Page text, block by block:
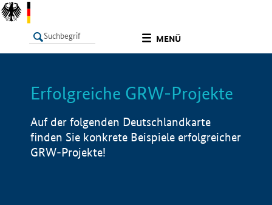
MENÜ
LISTE Info
Erfolgreiche GRW-Projekte
Auf der folgenden Deutschlandkarte
finden Sie konkrete Beispiele erfolgreicher
GRW-Projekte!